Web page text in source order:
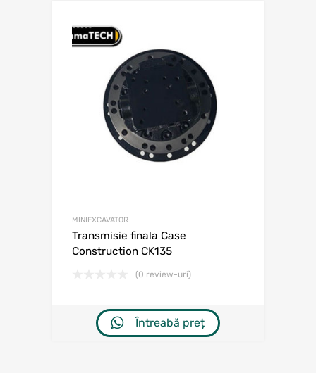
MINIEXCAVATOR
Transmisie finala Case
Construction CK135
(0 review-uri)
Întreabă preț